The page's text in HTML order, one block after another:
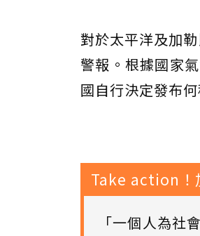
對於太平洋及加
警報。根據國家
國自行決定發布何
Take action！
「一個人為社